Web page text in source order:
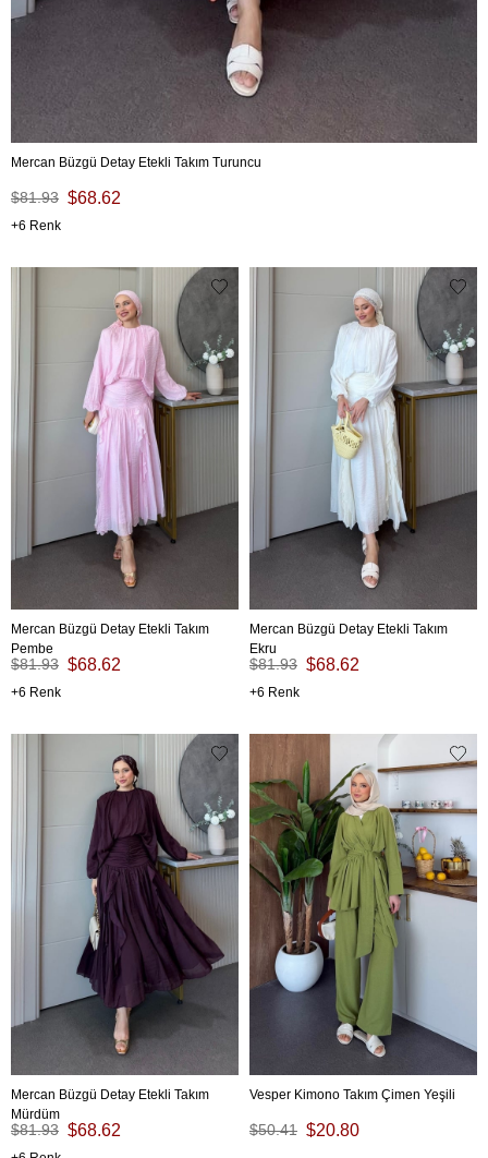
Mercan Büzgü Detay Etekli Takım Turuncu
$68.62
$81.93
6
Mercan Büzgü Detay Etekli Takım
Pembe
$68.62
$81.93
6
Mercan Büzgü Detay Etekli Takım
Ekru
$68.62
$81.93
6
Mercan Büzgü Detay Etekli Takım
Mürdüm
$68.62
$81.93
Vesper Kimono Takım Çimen Yeşili
$20.80
$50.41